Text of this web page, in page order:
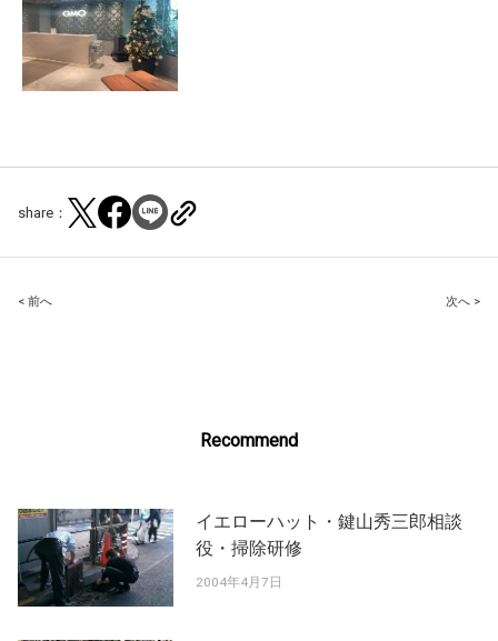
share：
Post
< 前へ 次へ >
Recommend
イエローハット・鍵山秀三郎相談
役・掃除研修
2004年4月7日